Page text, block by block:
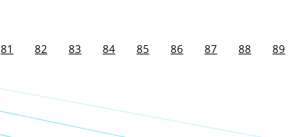
81 82 83 84 85 86 87 88 89